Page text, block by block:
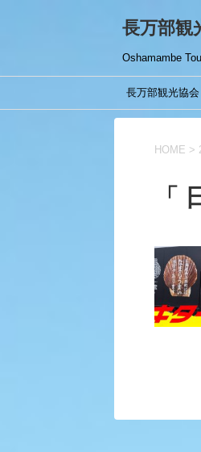
長万部観
Oshamambe
長万部観光協
HOME >
「